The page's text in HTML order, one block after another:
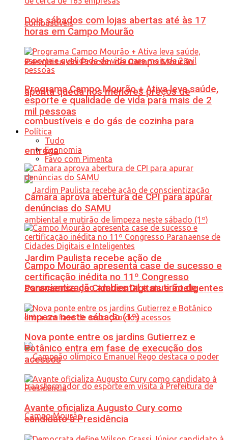
Pesquisa do Procon de Campo Mourão
aponta queda nos menores preços de
combustíveis e do gás de cozinha para
entrega
Jardim Paulista recebe ação de
conscientização ambiental e mutirão de
limpeza neste sábado (1º)
Dois sábados com lojas abertas até às 17
horas em Campo Mourão
Programa Campo Mourão + Ativa leva saúde,
esporte e qualidade de vida para mais de 2
mil pessoas
Política
Tudo
Economia
Favo com Pimenta
Câmara aprova abertura de CPI para apurar
denúncias do SAMU
Campo Mourão apresenta case de sucesso e
certificação inédita no 11º Congresso
Paranaense de Cidades Digitais e Inteligentes
Nova ponte entre os jardins Gutierrez e
Botânico entra em fase de execução dos
acessos
Avante oficializa Augusto Cury como
candidato à Presidência